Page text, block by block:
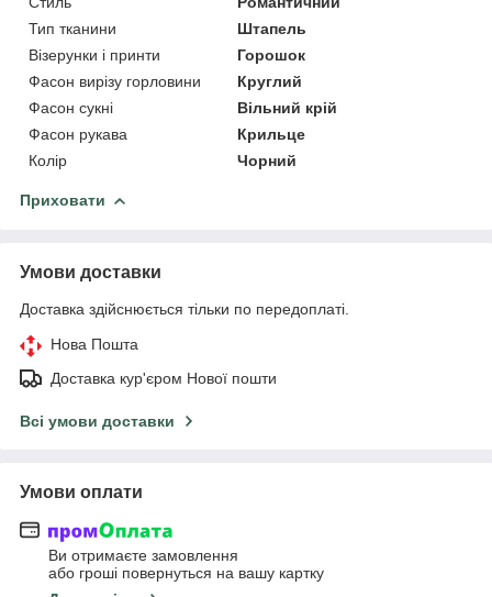
Тип тканини
Штапель
Візерунки і принти
Горошок
Фасон вирізу горловини
Круглий
Фасон сукні
Вільний крій
Фасон рукава
Крильце
Колір
Чорний
Приховати
Умови доставки
Доставка здійснюється тільки по передоплаті.
Нова Пошта
Доставка кур'єром Нової пошти
Всі умови доставки
Умови оплати
Ви отримаєте замовлення
або гроші повернуться на вашу картку